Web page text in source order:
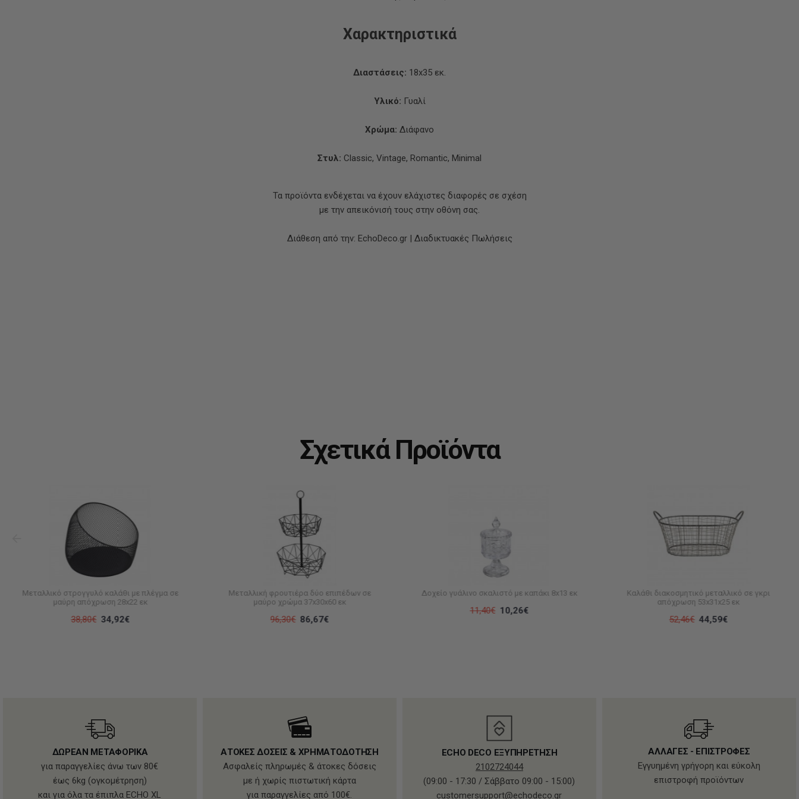
Χαρακτηριστικά
Διαστάσεις: 18x35 εκ.
Υλικό: Γυαλί
Χρώμα: Διάφανο
Στυλ: Classic, Vintage, Romantic, Minimal
Τα προϊόντα ενδέχεται να έχουν ελάχιστες διαφορές σε σχέση
με την απεικόνισή τους στην οθόνη σας.
Διάθεση από την: EchoDeco.gr | Διαδικτυακές Πωλήσεις
Σχετικά Προϊόντα
Μεταλλικό στρογγυλό καλάθι με πλέγμα σε
μαύρη απόχρωση 28x22 εκ
38,80€ 34,92€
Μεταλλική φρουτιέρα δύο επιπέδων σε
μαύρο χρώμα 37x30x60 εκ
96,30€ 86,67€
Δοχείο γυάλινο σκαλιστό με καπάκι 8x13 εκ
11,40€ 10,26€
Καλάθι διακοσμητικό μεταλλικό σε γκρι
απόχρωση 53x31x25 εκ
52,46€ 44,59€
ΔΩΡΕΑΝ ΜΕΤΑΦΟΡΙΚΑ
για παραγγελίες άνω των 80€
έως 6kg (ογκομέτρηση)
και για όλα τα έπιπλα ECHO XL
ΑΤΟΚΕΣ ΔΟΣΕΙΣ & ΧΡΗΜΑΤΟΔΟΤΗΣΗ
Ασφαλείς πληρωμές & άτοκες δόσεις
με ή χωρίς πιστωτική κάρτα
για παραγγελίες από 100€.
ECHO DECO ΕΞΥΠΗΡΕΤΗΣΗ
2102724044
(09:00 - 17:30 / Σάββατο 09:00 - 15:00)
customersupport@echodeco.gr
ΑΛΛΑΓΕΣ - ΕΠΙΣΤΡΟΦΕΣ
Εγγυημένη γρήγορη και εύκολη
επιστροφή προϊόντων